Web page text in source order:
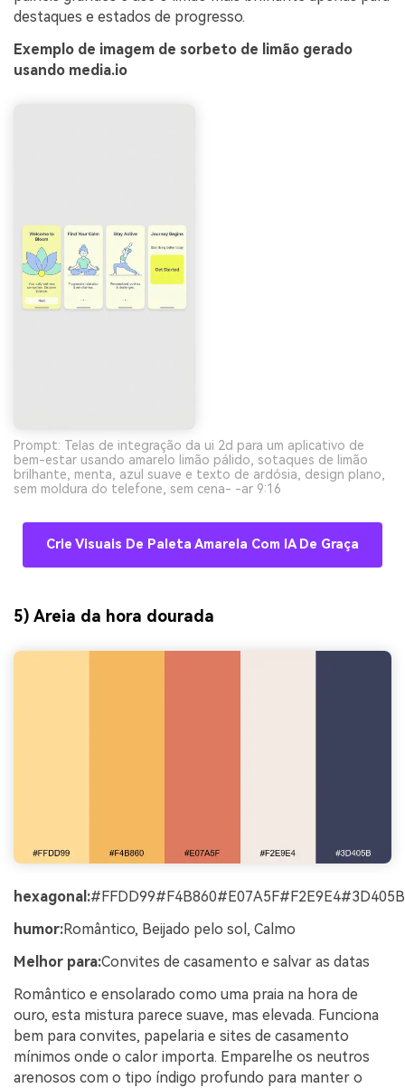
destaques e estados de progresso.
Exemplo de imagem de sorbeto de limão gerado
usando media.io
Prompt: Telas de integração da ui 2d para um aplicativo de
bem-estar usando amarelo limão pálido, sotaques de limão
brilhante, menta, azul suave e texto de ardósia, design plano,
sem moldura do telefone, sem cena- -ar 9:16
Crie Visuais De Paleta Amarela Com IA De Graça
5) Areia da hora dourada
hexagonal:#FFDD99#F4B860#E07A5F#F2E9E4#3D405B
humor:Romântico, Beijado pelo sol, Calmo
Melhor para:Convites de casamento e salvar as datas
Romântico e ensolarado como uma praia na hora de
ouro, esta mistura parece suave, mas elevada. Funciona
bem para convites, papelaria e sites de casamento
mínimos onde o calor importa. Emparelhe os neutros
arenosos com o tipo índigo profundo para manter o